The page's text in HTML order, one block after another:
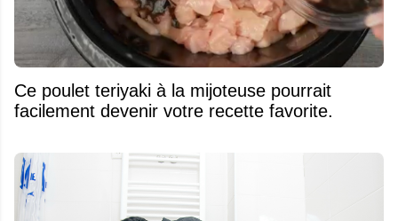
Ce poulet teriyaki à la mijoteuse pourrait
facilement devenir votre recette favorite.